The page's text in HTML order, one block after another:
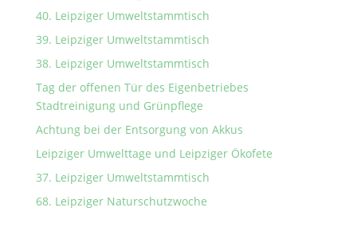
40. Leipziger Umweltstammtisch
39. Leipziger Umweltstammtisch
38. Leipziger Umweltstammtisch
Tag der offenen Tür des Eigenbetriebes
Stadtreinigung und Grünpflege
Achtung bei der Entsorgung von Akkus
Leipziger Umwelttage und Leipziger Ökofete
37. Leipziger Umweltstammtisch
68. Leipziger Naturschutzwoche